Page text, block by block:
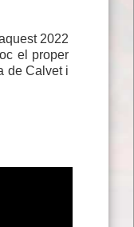
2022
el proper
de Calvet i